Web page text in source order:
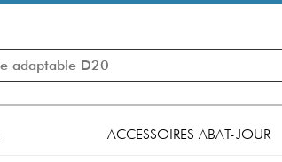
ACCESSOIRES ABAT-JOUR